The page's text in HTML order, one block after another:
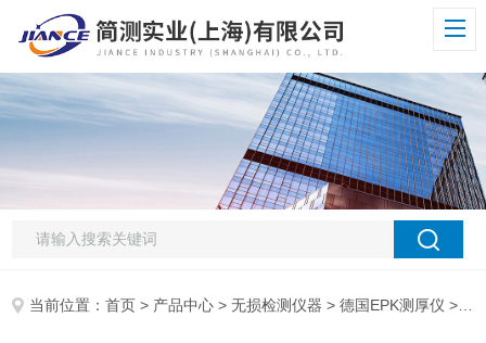
当前位置：首页 > 产品中心 >无损检测仪器 >德国EPK测厚仪 > 德国EPK 600BF涂层测厚仪